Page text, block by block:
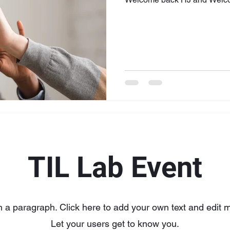
TIL Lab Event
a paragraph. Click here to add your own text and edit
Let your users get to know you.